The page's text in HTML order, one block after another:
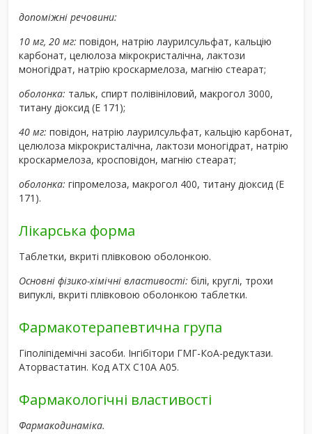
допоміжні речовини:
10 мг, 20 мг: повідон, натрію лаурилсульфат, кальцію
карбонат, целюлоза мікрокристалічна, лактози
моногідрат, натрію кроскармелоза, магнію стеарат;
оболонка: тальк, спирт полівініловий, макрогол 3000,
титану діоксид (Е 171);
40 мг: повідон, натрію лаурилсульфат, кальцію карбонат,
целюлоза мікрокристалічна, лактози моногідрат, натрію
кроскармелоза, кросповідон, магнію стеарат;
оболонка: гіпромелоза, макрогол 400, титану діоксид (Е
171).
Лікарська форма
Таблетки, вкриті плівковою оболонкою.
Основні фізико-хімічні властивості: білі, круглі, трохи
випуклі, вкриті плівковою оболонкою таблетки.
Фармакотерапевтична група
Гіполіпідемічні засоби. Інгібітори ГМГ-КоА-редуктази.
Аторвастатин. Код АТХ С10А А05.
Фармакологічні властивості
Фармакодинаміка.